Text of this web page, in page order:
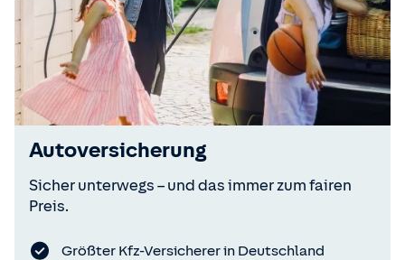
Autoversicherung
Sicher unterwegs – und das immer zum fairen
Preis.
Größter Kfz-Versicherer in Deutschland